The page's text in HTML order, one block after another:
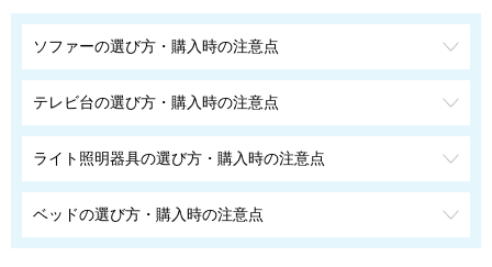
ソファーの選び方・購入時の注意点
テレビ台の選び方・購入時の注意点
ライト照明器具の選び方・購入時の注意点
ベッドの選び方・購入時の注意点